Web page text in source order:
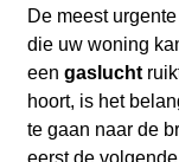
De meest
die uw woning
een gaslucht
hoort, is het
te gaan naar de